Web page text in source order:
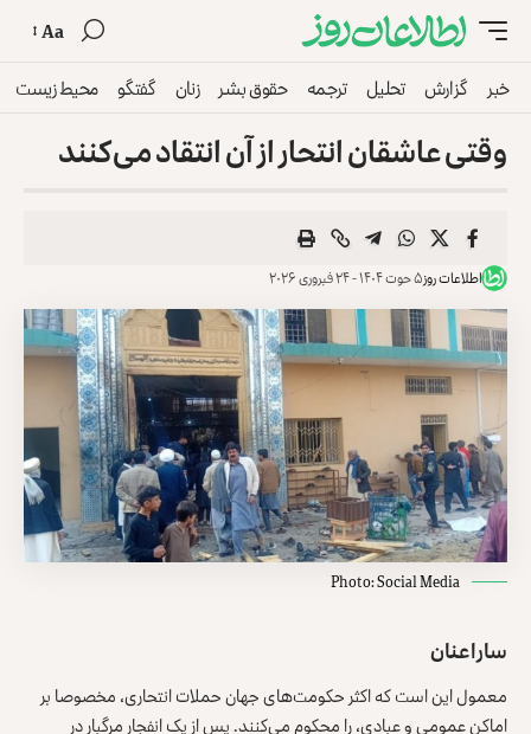
Aa
خبر گزارش تحلیل ترجمه حقوق بشر زنان گفتگو محیط زیست
وقتی عاشقان انتحار از آن انتقاد می‌کنند
اطلاعات روز۵ حوت ۱۴۰۴ - ۲۴ فبروری ۲۰۲۶
Photo: Social Media
سارا عنان
معمول این است که اکثر حکومت‌های جهان حملات انتحاری، مخصوصا بر
اماکن عمومی و عبادی، را محکوم می‌کنند. پس از یک انفجار مرگبار در